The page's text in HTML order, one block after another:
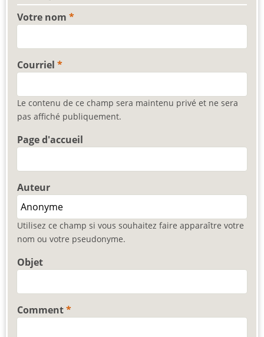
Votre nom
Courriel
Le contenu de ce champ sera maintenu privé et ne sera
pas affiché publiquement.
Page d'accueil
Auteur
Utilisez ce champ si vous souhaitez faire apparaître votre
nom ou votre pseudonyme.
Objet
Comment